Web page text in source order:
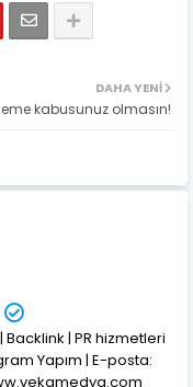
DAHA YENI
kabusunuz olmasın!
| Backlink | PR hizmetleri
Yapım | E-posta: